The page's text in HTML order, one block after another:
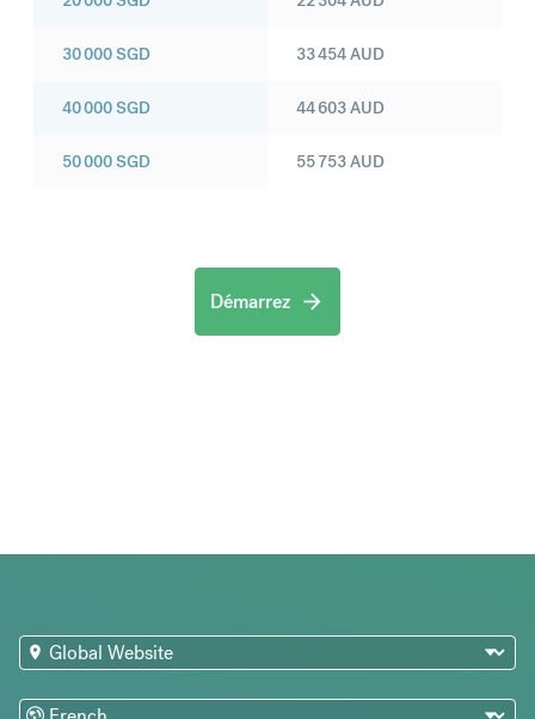
30 000SGD
40 000SGD
50 000SGD
33 454AUD
44 603AUD
55 753AUD
Démarrez